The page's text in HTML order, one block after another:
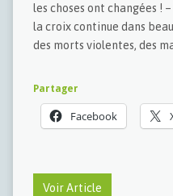
les choses ont changées !
la croix continue dans
des morts violentes, des
Partager
Facebook
Voir Article